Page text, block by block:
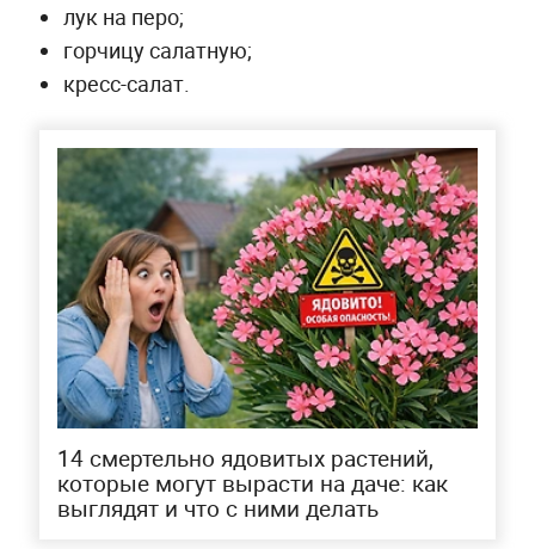
лук на перо;
горчицу салатную;
кресс-салат.
14 смертельно ядовитых растений,
которые могут вырасти на даче: как
выглядят и что с ними делать